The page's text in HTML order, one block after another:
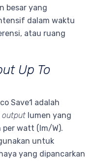
besar yang
dalam waktu
atau ruang
Up To
Save1 adalah
output lumen yang
watt (lm/W).
untuk
yang dipancarkan